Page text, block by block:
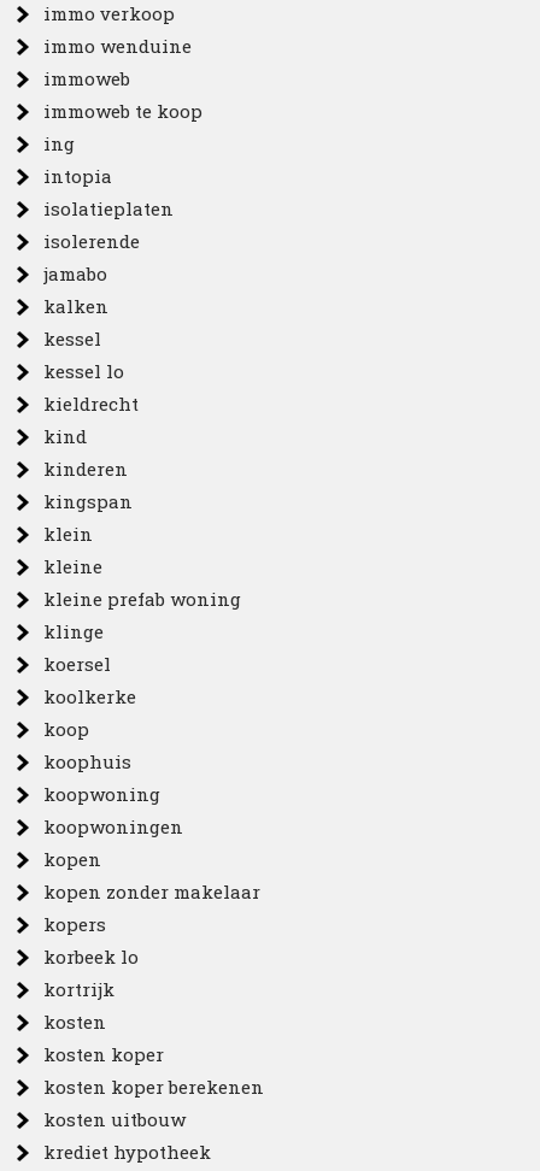
immo verkoop
immo wenduine
immoweb
immoweb te koop
ing
intopia
isolatieplaten
isolerende
jamabo
kalken
kessel
kessel lo
kieldrecht
kind
kinderen
kingspan
klein
kleine
kleine prefab woning
klinge
koersel
koolkerke
koop
koophuis
koopwoning
koopwoningen
kopen
kopen zonder makelaar
kopers
korbeek lo
kortrijk
kosten
kosten koper
kosten koper berekenen
kosten uitbouw
krediet hypotheek